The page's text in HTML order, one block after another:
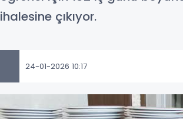
ihalesine çıkıyor.
24-01-2026 10:17